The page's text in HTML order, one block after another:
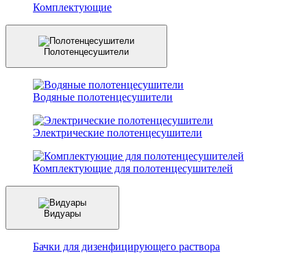
Комплектующие
Полотенцесушители
Водяные полотенцесушители
Электрические полотенцесушители
Комплектующие для полотенцесушителей
Видуары
Бачки для дизенфицирующего раствора